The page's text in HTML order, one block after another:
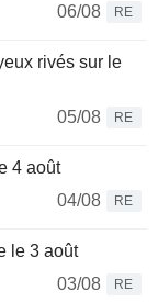
06/08
RE
rivés sur le
05/08
RE
4 août
04/08
RE
le 3 août
03/08
RE